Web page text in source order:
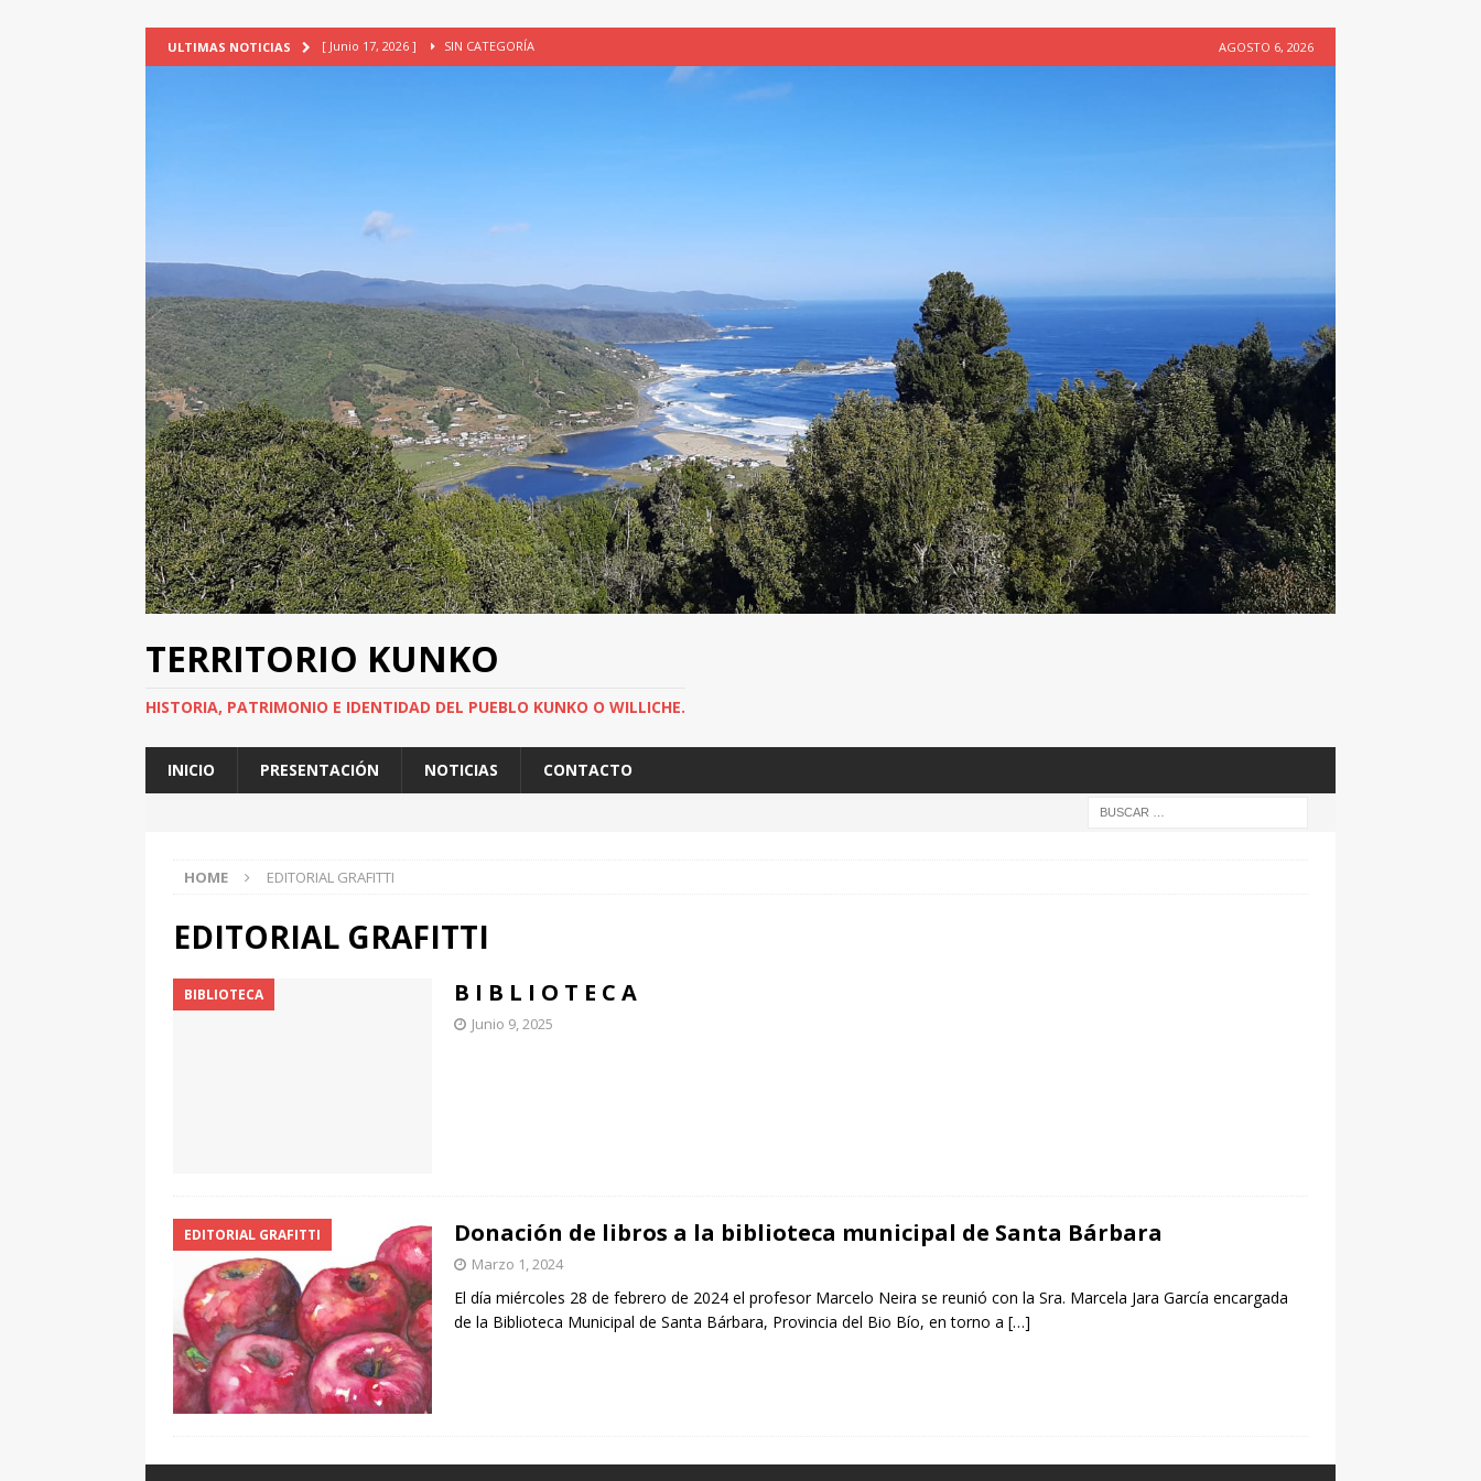
ULTIMAS NOTICIAS [ Junio 17, 2026 ] SIN CATEGORÍA
DEFENSA DE LA CHICHA DE MANZANA EN PUERTO VARAS PATRIMONIO CULTURAL
Lagos, Chile
[ Julio 23, 2026 ]
AGOSTO 6, 2026
TERRITORIO KUNKO
HISTORIA, PATRIMONIO E IDENTIDAD DEL PUEBLO KUNKO O WILLICHE.
INICIO PRESENTACIÓN NOTICIAS CONTACTO
HOME EDITORIAL GRAFITTI
EDITORIAL GRAFITTI
BIBLIOTECA B I B L I O T E C A
Junio 9, 2025
EDITORIAL GRAFITTI Donación de libros a la biblioteca municipal de Santa Bárbara
Marzo 1, 2024
El día miércoles 28 de febrero de 2024 el profesor Marcelo Neira se reunió con la Sra. Marcela Jara García encargada
de la Biblioteca Municipal de Santa Bárbara, Provincia del Bio Bío, en torno a […]